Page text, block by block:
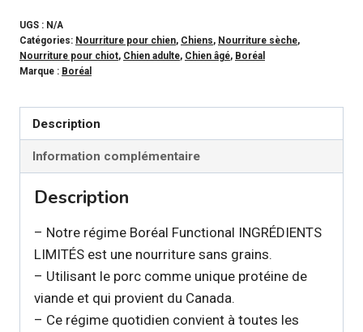
FUNCTIONAL
-
Porc
limités
chien
UGS : N/A
Catégories: Nourriture pour chien, Chiens, Nourriture sèche,
Nourriture pour chiot, Chien adulte, Chien âgé, Boréal
Marque : Boréal
Description
Information complémentaire
Description
– Notre régime Boréal Functional INGRÉDIENTS
LIMITÉS est une nourriture sans grains.
– Utilisant le porc comme unique protéine de
viande et qui provient du Canada.
– Ce régime quotidien convient à toutes les